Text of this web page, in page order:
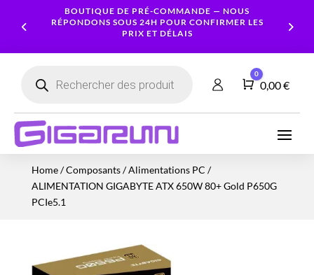
BOUTIQUE DE PRÉ-COMMANDE — NOUS
RÉPONDONS SOUS 24H POUR CONFIRMER LES
PRIX ET DÉLAIS
produits
Panier
0
0,00€
Home/Composants/Alimentations PC /
ALIMENTATION GIGABYTE ATX 650W 80+ Gold P650G
PCIe5.1
Ordinateurs
Portables
Ordinateurs
Processeur
Graphique
Mémoire
Alimentations
Ecrans
Serveur
NAS
Serveurs
SmartphonesLogiciels